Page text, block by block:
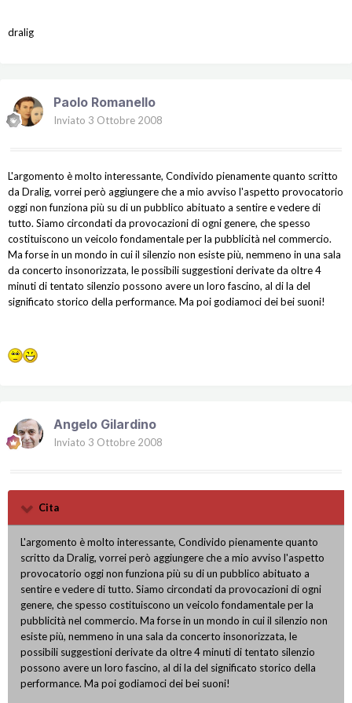
dralig
Paolo Romanello
Inviato 3 Ottobre 2008
L'argomento è molto interessante, Condivido pienamente quanto scritto
da Dralig, vorrei però aggiungere che a mio avviso l'aspetto provocatorio
oggi non funziona più su di un pubblico abituato a sentire e vedere di
tutto. Siamo circondati da provocazioni di ogni genere, che spesso
costituiscono un veicolo fondamentale per la pubblicità nel commercio.
Ma forse in un mondo in cui il silenzio non esiste più, nemmeno in una sala
da concerto insonorizzata, le possibili suggestioni derivate da oltre 4
minuti di tentato silenzio possono avere un loro fascino, al di la del
significato storico della performance. Ma poi godiamoci dei bei suoni!
Angelo Gilardino
Inviato 3 Ottobre 2008
Cita
L'argomento è molto interessante, Condivido pienamente quanto
scritto da Dralig, vorrei però aggiungere che a mio avviso l'aspetto
provocatorio oggi non funziona più su di un pubblico abituato a
sentire e vedere di tutto. Siamo circondati da provocazioni di ogni
genere, che spesso costituiscono un veicolo fondamentale per la
pubblicità nel commercio. Ma forse in un mondo in cui il silenzio non
esiste più, nemmeno in una sala da concerto insonorizzata, le
possibili suggestioni derivate da oltre 4 minuti di tentato silenzio
possono avere un loro fascino, al di la del significato storico della
performance. Ma poi godiamoci dei bei suoni!